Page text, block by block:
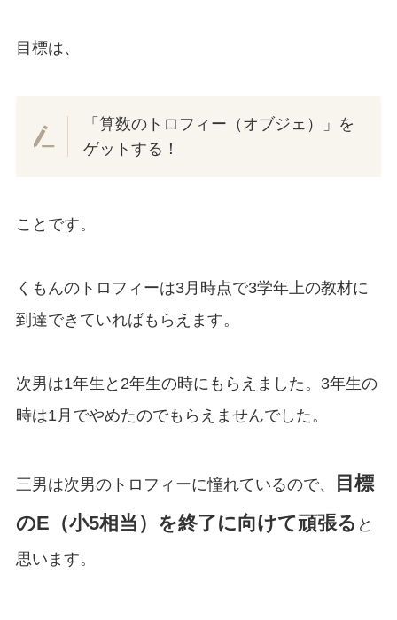
目標は、
「算数のトロフィー（オブジェ）」を
ゲットする！
ことです。
くもんのトロフィーは3月時点で3学年上の教材に
到達できていればもらえます。
次男は1年生と2年生の時にもらえました。3年生の
時は1月でやめたのでもらえませんでした。
三男は次男のトロフィーに憧れているので、
目標
のE（小5相当）を終了に向けて頑張る と
思います。